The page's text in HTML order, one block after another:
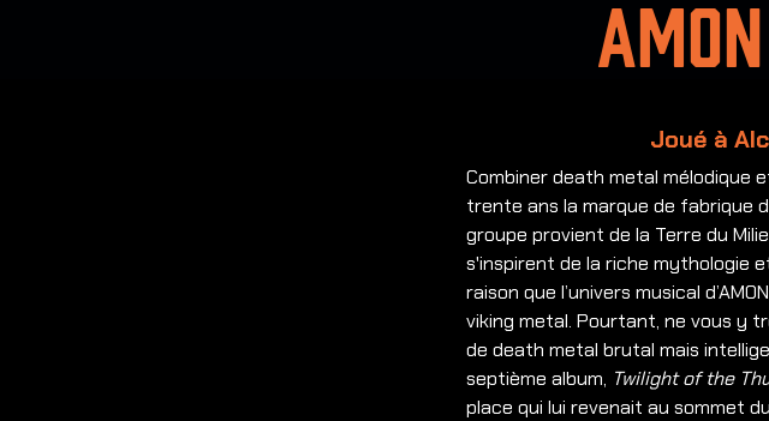
Joué à
Combiner death metal mélodique
trente ans la marque de fabrique
groupe provient de la Terre du
s'inspirent de la riche mythologie
raison que l’univers musical
viking metal. Pourtant, ne vous y
de death metal brutal mais
septième album, Twilight of the
place qui lui revenait au sommet